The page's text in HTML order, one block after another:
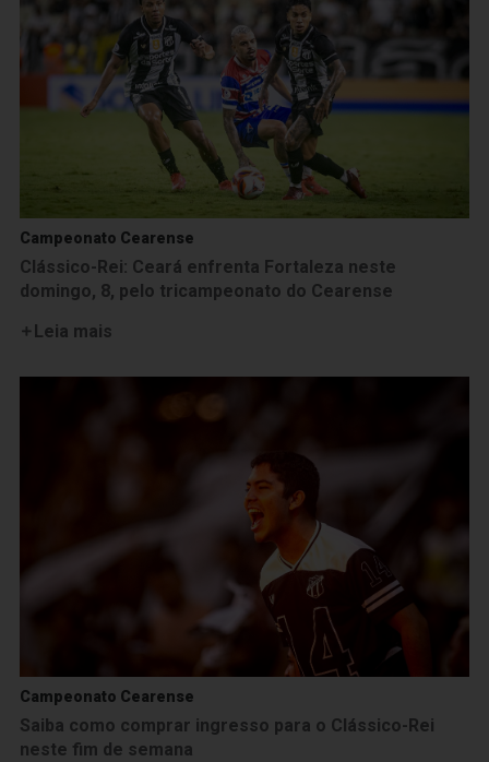
Campeonato Cearense
Clássico-Rei: Ceará enfrenta Fortaleza neste
domingo, 8, pelo tricampeonato do Cearense
Leia mais
Campeonato Cearense
Saiba como comprar ingresso para o Clássico-Rei
neste fim de semana